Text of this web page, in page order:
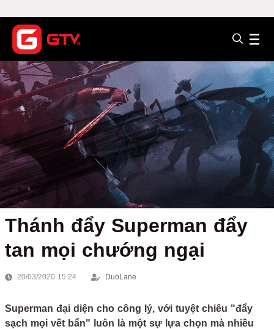
Thánh đẩy Superman đẩy
tan mọi chướng ngại
20/03/2020 15:24 DuoLane
Superman đại diện cho công lý, với tuyệt chiêu "đẩy
sạch mọi vết bẩn" luôn là một sự lựa chọn mà nhiều